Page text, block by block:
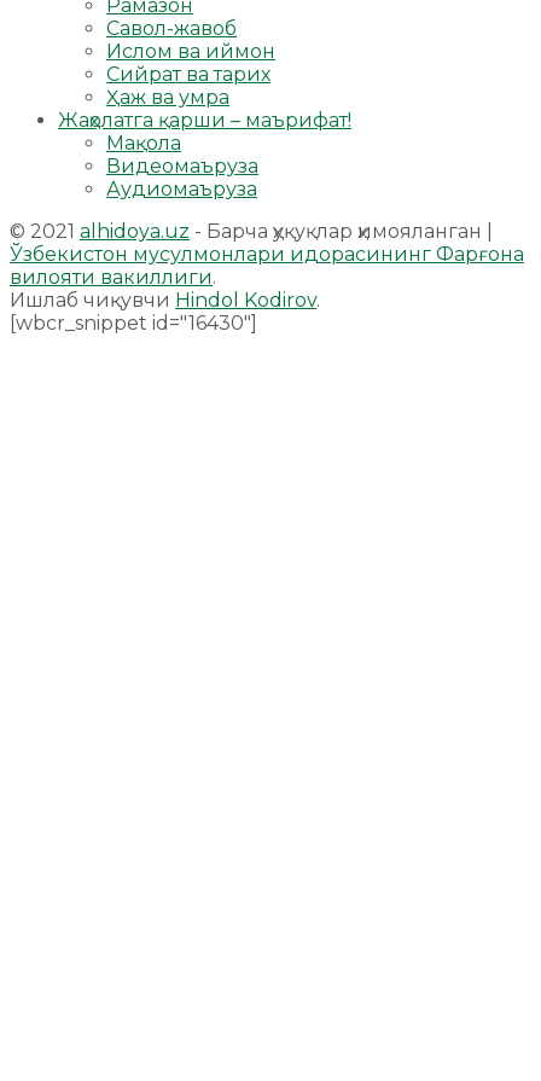
Рамазон
Савол-жавоб
Ислом ва иймон
Сийрат ва тарих
Ҳаж ва умра
Жаҳолатга қарши – маърифат!
Мақола
Видеомаъруза
Аудиомаъруза
© 2021 alhidoya.uz - Барча ҳуқуқлар ҳимояланган |
Ўзбекистон мусулмонлари идорасининг Фарғона
вилояти вакиллиги.
Ишлаб чиқувчи Hindol Kodirov.
[wbcr_snippet id="16430"]